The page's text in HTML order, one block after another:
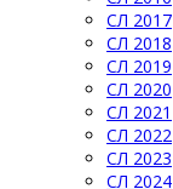
СЛ 2017
СЛ 2018
СЛ 2019
СЛ 2020
СЛ 2021
СЛ 2022
СЛ 2023
СЛ 2024